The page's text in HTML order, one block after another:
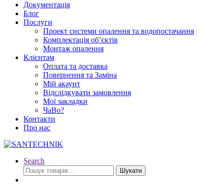
Документація
Блог
Послуги
Проект системи опалення та водопостачання
Комплектація об’єктів
Монтаж опалення
Клієнтам
Оплата та доставка
Повернення та Заміна
Мій акаунт
Відслідкувати замовлення
Мої закладки
ЧаВо?
Контакти
Про нас
Search
Шукати:
Шукати